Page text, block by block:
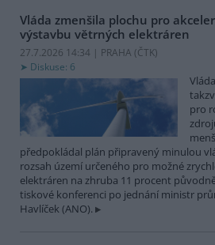
Vláda zmenšila plochu pro
výstavbu větrných elektráren
27.7.2026 14:34 | PRAHA (ČTK)
Diskuse: 6
pro
předpokládal plán připravený minulou
rozsah území určeného pro možné
elektráren na zhruba 11 procent
tiskové konferenci po jednání ministr
Havlíček (ANO).